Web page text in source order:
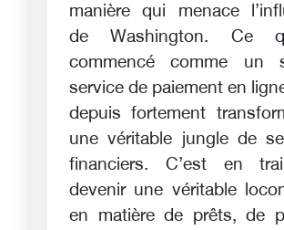
manière qui menace
de Washington. Ce
commencé comme un
service de paiement en
depuis fortement
une véritable jungle de
financiers. C’est en
devenir une véritable
en matière de prêts, de